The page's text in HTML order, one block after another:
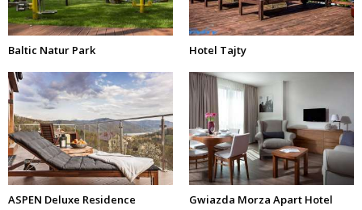
Baltic Natur Park Hotel Tajty
ASPEN Deluxe Residence Gwiazda Morza Apart Hotel